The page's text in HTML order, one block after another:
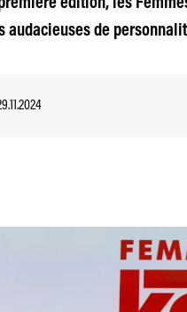
édition, les
audacieuses de